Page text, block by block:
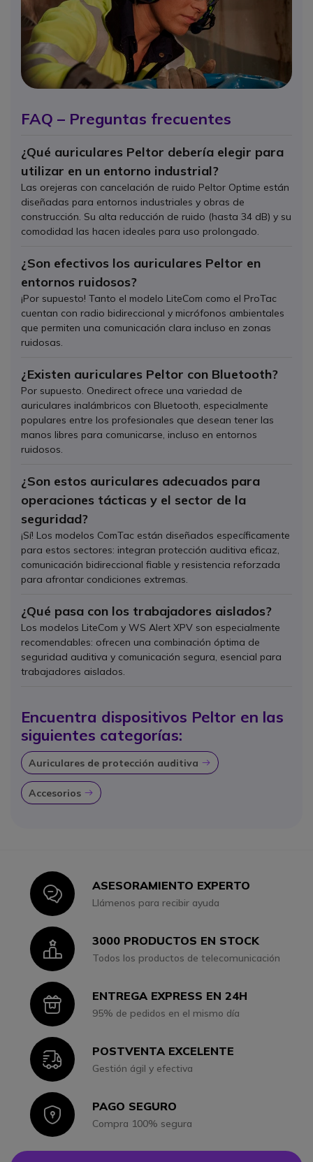
FAQ – Preguntas frecuentes
¿Qué auriculares Peltor debería elegir para
utilizar en un entorno industrial?
Las orejeras con cancelación de ruido Peltor Optime están
diseñadas para entornos industriales y obras de
construcción. Su alta reducción de ruido (hasta 34 dB) y su
comodidad las hacen ideales para uso prolongado.
¿Son efectivos los auriculares Peltor en
entornos ruidosos?
¡Por supuesto! Tanto el modelo LiteCom como el ProTac
cuentan con radio bidireccional y micrófonos ambientales
que permiten una comunicación clara incluso en zonas
ruidosas.
¿Existen auriculares Peltor con Bluetooth?
Por supuesto. Onedirect ofrece una variedad de
auriculares inalámbricos con Bluetooth, especialmente
populares entre los profesionales que desean tener las
manos libres para comunicarse, incluso en entornos
ruidosos.
¿Son estos auriculares adecuados para
operaciones tácticas y el sector de la
seguridad?
¡Sí! Los modelos ComTac están diseñados específicamente
para estos sectores: integran protección auditiva eficaz,
comunicación bidireccional fiable y resistencia reforzada
para afrontar condiciones extremas.
¿Qué pasa con los trabajadores aislados?
Los modelos LiteCom y WS Alert XPV son especialmente
recomendables: ofrecen una combinación óptima de
seguridad auditiva y comunicación segura, esencial para
trabajadores aislados.
Encuentra dispositivos Peltor en las
siguientes categorías:
Auriculares de protección auditiva Icon
Accesorios Icon
IconASESORAMIENTO EXPERTO
Llámenos para recibir ayuda
Icon3000 PRODUCTOS EN STOCK
Todos los productos de telecomunicación
IconENTREGA EXPRESS EN 24H
95% de pedidos en el mismo día
IconPOSTVENTA EXCELENTE
Gestión ágil y efectiva
IconPAGO SEGURO
Compra 100% segura